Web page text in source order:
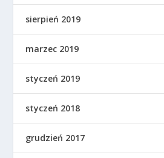
sierpień 2019
marzec 2019
styczeń 2019
styczeń 2018
grudzień 2017